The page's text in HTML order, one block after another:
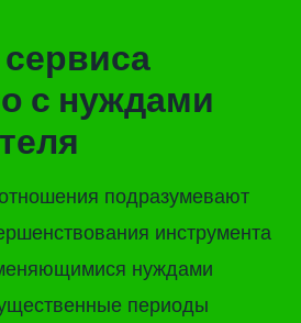
с нуждами
подразумевают
инструмента
нуждами
периоды